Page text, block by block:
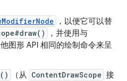
，以便它可以替
，并使用与
图形 API 相同的绘制命令来呈
（从 ContentDrawScope 接